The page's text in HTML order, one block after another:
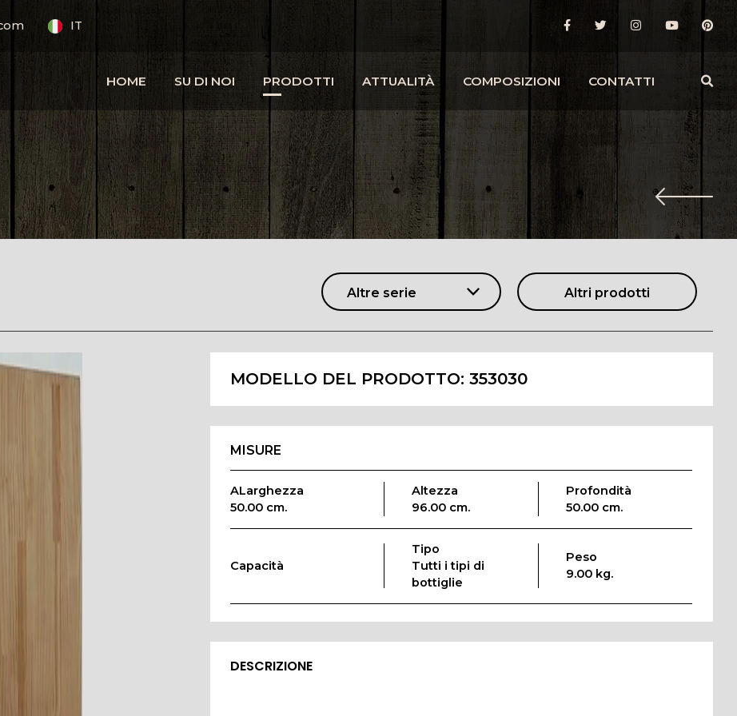
IT
HOME SU DI NOI PRODOTTI ATTUALITÀ COMPOSIZIONI CONTATTI
Altre serie Altri prodotti
MODELLO DEL PRODOTTO: 353030
MISURE
ALarghezza
50.00 cm.
Altezza
96.00 cm.
Profondità
50.00 cm.
Capacità
Tipo
Tutti i tipi di
bottiglie
Peso
9.00 kg.
DESCRIZIONE